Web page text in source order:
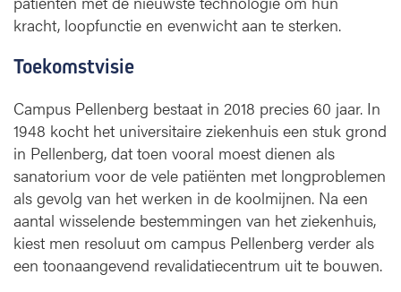
kracht, loopfunctie en evenwicht aan te sterken.
Toekomstvisie
Campus Pellenberg bestaat in 2018 precies 60 jaar. In
1948 kocht het universitaire ziekenhuis een stuk grond
in Pellenberg, dat toen vooral moest dienen als
sanatorium voor de vele patiënten met longproblemen
als gevolg van het werken in de koolmijnen. Na een
aantal wisselende bestemmingen van het ziekenhuis,
kiest men resoluut om campus Pellenberg verder als
een toonaangevend revalidatiecentrum uit te bouwen.